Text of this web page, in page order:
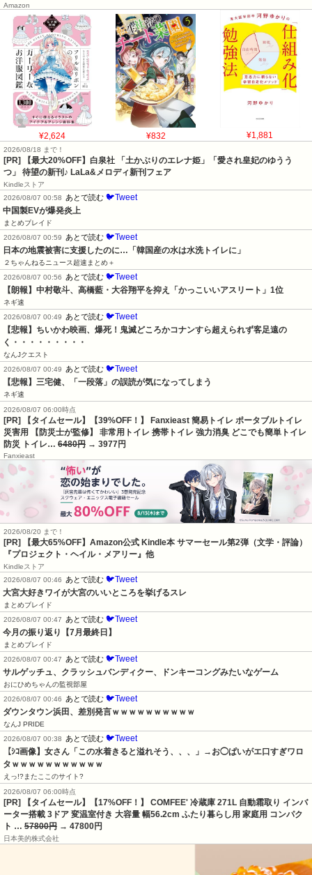
Amazon
¥2,624 ¥832 ¥1,881
2026/08/18 まで！
[PR] 【最大20%OFF】白泉社 「土かぶりのエレナ姫」「愛され皇妃のゆうう
つ」 待望の新刊♪ LaLa&メロディ新刊フェア
Kindleストア
2026/08/07 00:58
あとで読む 🐦Tweet
中国製EVが爆発炎上
まとめブレイド
2026/08/07 00:59
あとで読む 🐦Tweet
日本の地震被害に支援したのに…「韓国産の水は水洗トイレに」
２ちゃんねるニュース超速まとめ＋
2026/08/07 00:56
あとで読む 🐦Tweet
【朗報】中村敬斗、高橋藍・大谷翔平を抑え「かっこいいアスリート」1位
ネギ速
2026/08/07 00:49
あとで読む 🐦Tweet
【悲報】ちいかわ映画、爆死！鬼滅どころかコナンすら超えられず客足遠の
く・・・・・・・・・
なんJクエスト
2026/08/07 00:49
あとで読む 🐦Tweet
【悲報】三宅健、「一段落」の誤読が気になってしまう
ネギ速
2026/08/07 06:00時点
[PR] 【タイムセール】【39%OFF！】 Fanxieast 簡易トイレ ポータブルトイレ
災害用 【防災士が監修】 非常用トイレ 携帯トイレ 強力消臭 どこでも簡単トイレ
防災 トイレ… 6480円 → 3977円
Fanxieast
2026/08/20 まで！
[PR]
【最大65%OFF】Amazon公式 Kindle本 サマーセール第2弾（文学・評論）
『プロジェクト・ヘイル・メアリー』他
Kindleストア
2026/08/07 00:46
あとで読む 🐦Tweet
大宮大好きワイが大宮のいいところを挙げるスレ
まとめブレイド
2026/08/07 00:47
あとで読む 🐦Tweet
今月の振り返り【7月最終日】
まとめブレイド
2026/08/07 00:47
あとで読む 🐦Tweet
サルゲッチュ、クラッシュバンディクー、ドンキーコングみたいなゲーム
おにひめちゃんの監視部屋
2026/08/07 00:46
あとで読む 🐦Tweet
ダウンタウン浜田、差別発言ｗｗｗｗｗｗｗｗｗｗ
なんJ PRIDE
2026/08/07 00:38
あとで読む 🐦Tweet
【ｼｺ画像】女さん「この水着きると溢れそう、、、」→お◯ぱいがエ口すぎワロ
タｗｗｗｗｗｗｗｗｗｗｗ
えっ!?またここのサイト?
2026/08/07 06:00時点
[PR] 【タイムセール】【17%OFF！】 COMFEE' 冷蔵庫 271L 自動霜取り インバ
ーター搭載 3ドア 変温室付き 大容量 幅56.2cm ふたり暮らし用 家庭用 コンパク
ト … 57800円 → 47800円
日本美的株式会社